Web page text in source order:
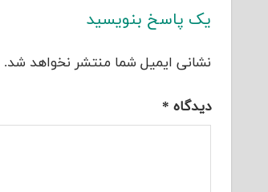
یک پاسخ بنویسید
نشانی ایمیل شما منتشر نخواهد شد.
دیدگاه *